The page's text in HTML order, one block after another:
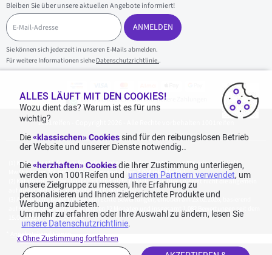
Bleiben Sie über unsere aktuellen Angebote informiert!
E
-
M
a
i
l
ANMELDEN
Sie können sich jederzeit in unseren E-Mails abmelden.
Für weitere Informationen siehe Datenschutzrichtlinie..
100 % sicherer Einkauf und sichere Zahlungen
1001reifen - Copyright 2026 - Alle Rechte vorbehalten 1001reifen
Kostenlose Lieferung: für jeden Einkauf mit einem Betrag von 70€ oder mehr (inkl.
MwSt.) (unter 70€ betragen die Versandkosten 7,90€ inkl. MwSt.).
Katalogpreise des Herstellers sind nicht rabattierbar. Dies spiegelt nicht die allgemein
auf dieser Webseite angegebenen Preise wider.
Aggregierte Bewertungen von Echte Bewertungen, erhoben am 23.02.2026, basierend
auf 939 Bewertungen in den letzten 12 Monaten und insgesamt 1.082 Bewertungen seit dem
15.06.2022 für Deutschland.
Angebotskonditionen
ALLES LÄUFT MIT DEN COOKIES!
Wozu dient das? Warum ist es für uns
wichtig?
Die«klassischen» Cookiessind für den reibungslosen Betrieb
der Website und unserer Dienste notwendig..
Die«herzhaften» Cookies die Ihrer Zustimmung unterliegen,
werden von 1001Reifen und unseren Partnern verwendet, um
unsere Zielgruppe zu messen, Ihre Erfahrung zu
personalisieren und Ihnen zielgerichtete Produkte und
Werbung anzubieten.
Um mehr zu erfahren oder Ihre Auswahl zu ändern, lesen Sie
unsere Datenschutzrichtlinie.
x Ohne Zustimmung fortfahren